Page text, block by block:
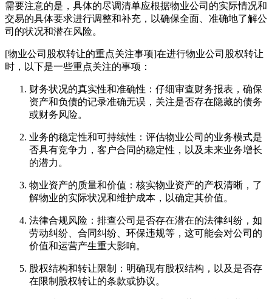
需要注意的是，具体的尽调清单应根据物业公司的实际情况和
交易的具体要求进行调整和补充，以确保全面、准确地了解公
司的状况和潜在风险。
[物业公司股权转让的重点关注事项]在进行物业公司股权转让
时，以下是一些重点关注的事项：
财务状况的真实性和准确性：仔细审查财务报表，确保
资产和负债的记录准确无误，关注是否存在隐藏的债务
或财务风险。
业务的稳定性和可持续性：评估物业公司的业务模式是
否具有竞争力，客户合同的稳定性，以及未来业务增长
的潜力。
物业资产的质量和价值：核实物业资产的产权清晰，了
解物业的实际状况和维护成本，以确定其价值。
法律合规风险：排查公司是否存在潜在的法律纠纷，如
劳动纠纷、合同纠纷、环保违规等，这可能会对公司的
价值和运营产生重大影响。
股权结构和转让限制：明确现有股权结构，以及是否存
在限制股权转让的条款或协议。